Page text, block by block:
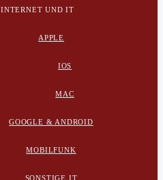
INTERNET UND IT
APPLE
IOS
MAC
GOOGLE & ANDROID
MOBILFUNK
SONSTIGE IT